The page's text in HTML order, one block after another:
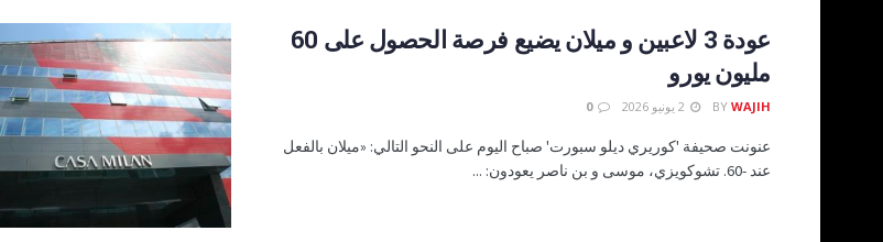
عودة 3 لاعبين و ميلان يضيع فرصة الحصول على 60
مليون يورو
BY WAJIH
0
عنونت صحيفة 'كوريري ديلو سبورت' صباح اليوم على النحو التالي: «ميلان بالفعل
عند -60. تشوكويزي، موسى و بن ناصر يعودون: ...